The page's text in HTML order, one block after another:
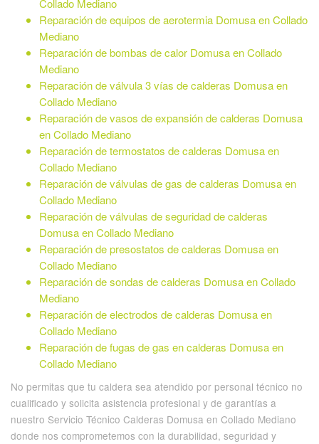
Collado Mediano
Reparación de equipos de aerotermia Domusa en Collado
Mediano
Reparación de bombas de calor Domusa en Collado
Mediano
Reparación de válvula 3 vías de calderas Domusa en
Collado Mediano
Reparación de vasos de expansión de calderas Domusa
en Collado Mediano
Reparación de termostatos de calderas Domusa en
Collado Mediano
Reparación de válvulas de gas de calderas Domusa en
Collado Mediano
Reparación de válvulas de seguridad de calderas
Domusa en Collado Mediano
Reparación de presostatos de calderas Domusa en
Collado Mediano
Reparación de sondas de calderas Domusa en Collado
Mediano
Reparación de electrodos de calderas Domusa en
Collado Mediano
Reparación de fugas de gas en calderas Domusa en
Collado Mediano
No permitas que tu caldera sea atendido por personal técnico no
cualificado y solicita asistencia profesional y de garantías a
nuestro Servicio Técnico Calderas Domusa en Collado Mediano
donde nos comprometemos con la durabilidad, seguridad y